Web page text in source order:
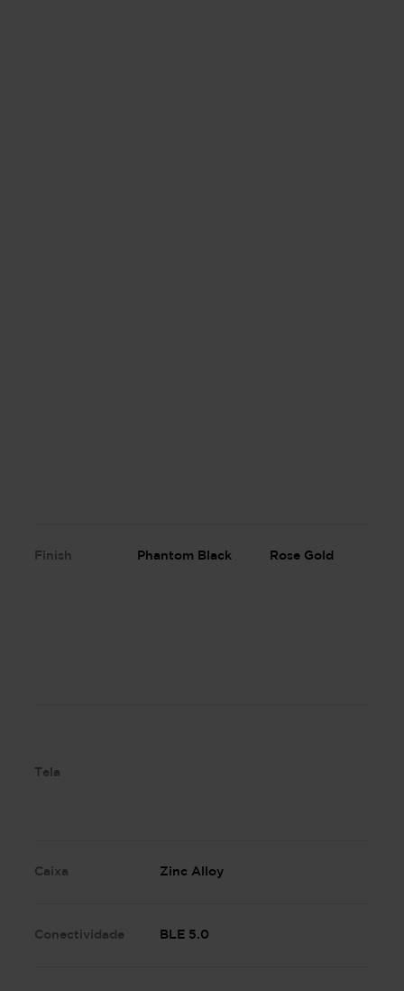
Finish Phantom Black Rose Gold
Tela
Caixa Zinc Alloy
Conectividade BLE 5.0